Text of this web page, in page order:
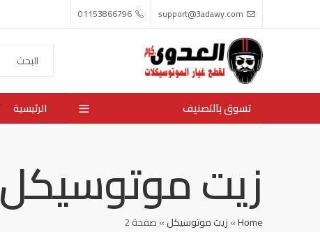
support@3adawy.com
01153866796
تسوق بالتصنيف الرئيسية
زيت موتوسيكل
Home
»زيت موتوسيكل»صفحة 2